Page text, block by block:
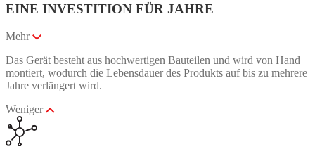
EINE INVESTITION FÜR JAHRE
Mehr
Das Gerät besteht aus hochwertigen Bauteilen und wird von Hand
montiert, wodurch die Lebensdauer des Produkts auf bis zu mehrere
Jahre verlängert wird.
Weniger